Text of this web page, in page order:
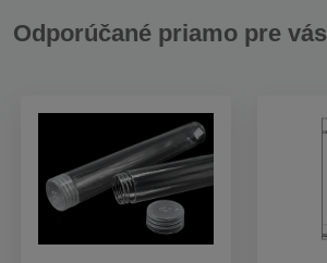
Odporúčané priamo pre vás